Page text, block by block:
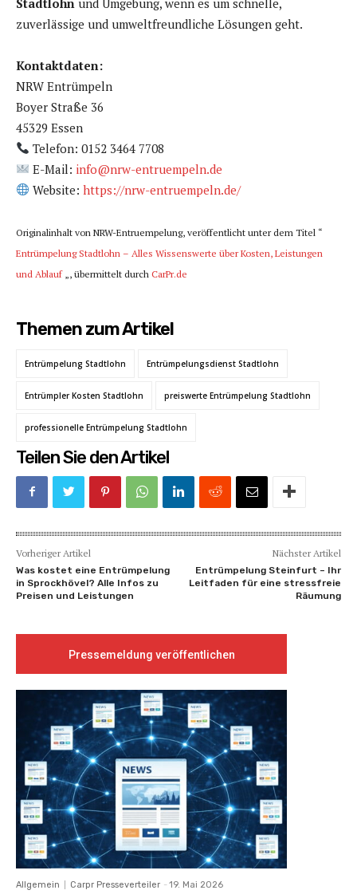
zuverlässige und umweltfreundliche Lösungen geht.
Kontaktdaten:
NRW Entrümpeln
Boyer Straße 36
45329 Essen
Telefon: 0152 3464 7708
E-Mail: info@nrw-entruempeln.de
Website:https://nrw-entruempeln.de/
Originalinhalt von NRW-Entruempelung, veröffentlicht unter dem Titel “
Entrümpelung Stadtlohn – Alles Wissenswerte über Kosten, Leistungen
und Ablauf„, übermittelt durch CarPr.de
Themen zum Artikel
Entrümpelung Stadtlohn Entrümpelungsdienst Stadtlohn
Entrümpler Kosten Stadtlohn preiswerte Entrümpelung Stadtlohn
professionelle Entrümpelung Stadtlohn
Teilen Sie den Artikel
Vorheriger Artikel
Was kostet eine Entrümpelung
in Sprockhövel? Alle Infos zu
Preisen und Leistungen
Nächster Artikel
Entrümpelung Steinfurt – Ihr
Leitfaden für eine stressfreie
Räumung
Pressemeldung veröffentlichen
Allgemein Carpr Presseverteiler - 19. Mai 2026